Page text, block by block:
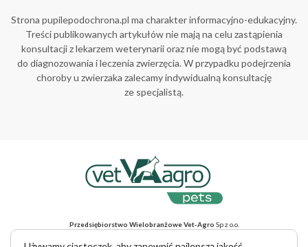
Strona pupilepodochrona.pl ma charakter informacyjno-edukacyjny.
Treści publikowanych artykułów nie mają na celu zastąpienia
konsultacji z lekarzem weterynarii oraz nie mogą być podstawą
do diagnozowania i leczenia zwierzęcia. W przypadku podejrzenia
choroby u zwierzaka zalecamy indywidualną konsultację
ze specjalistą.
Przedsiębiorstwo Wielobranżowe Vet-Agro Sp z o.o.
Adres do korespondencji: ul. Mełgiewska 18, 20-234 Lublin